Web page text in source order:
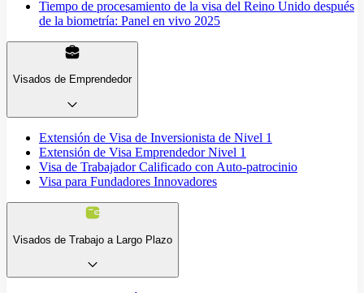
Tiempo de procesamiento de la visa del Reino Unido después
de la biometría: Panel en vivo 2025
Visados de Emprendedor
Extensión de Visa de Inversionista de Nivel 1
Extensión de Visa Emprendedor Nivel 1
Visa de Trabajador Calificado con Auto-patrocinio
Visa para Fundadores Innovadores
Visados de Trabajo a Largo Plazo